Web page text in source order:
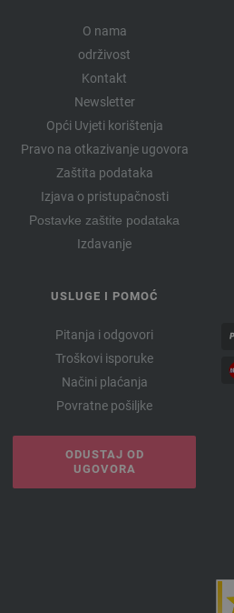
O nama
održivost
Kontakt
Newsletter
Opći Uvjeti korištenja
Pravo na otkazivanje ugovora
Zaštita podataka
Izjava o pristupačnosti
Postavke zaštite podataka
Izdavanje
USLUGE I POMOĆ
Pitanja i odgovori
Troškovi isporuke
Načini plaćanja
Povratne pošiljke
ODUSTAJ OD
UGOVORA